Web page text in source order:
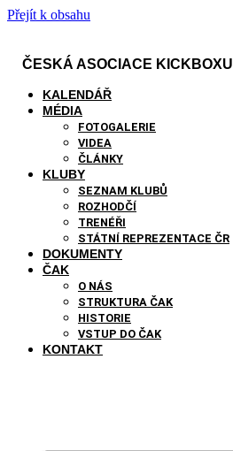
Přejít k obsahu
ČESKÁ ASOCIACE KICKBOXU
KALENDÁŘ
MÉDIA
FOTOGALERIE
VIDEA
ČLÁNKY
KLUBY
SEZNAM KLUBŮ
ROZHODČÍ
TRENÉŘI
STÁTNÍ REPREZENTACE ČR
DOKUMENTY
ČAK
O NÁS
STRUKTURA ČAK
HISTORIE
VSTUP DO ČAK
KONTAKT